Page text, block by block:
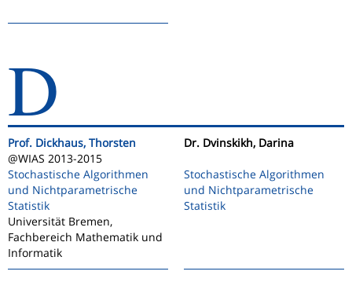
D
Prof. Dickhaus, Thorsten
@WIAS 2013-2015
Stochastische Algorithmen
und Nichtparametrische
Statistik
Universität Bremen,
Fachbereich Mathematik und
Informatik
Dr. Dvinskikh, Darina
Stochastische Algorithmen
und Nichtparametrische
Statistik